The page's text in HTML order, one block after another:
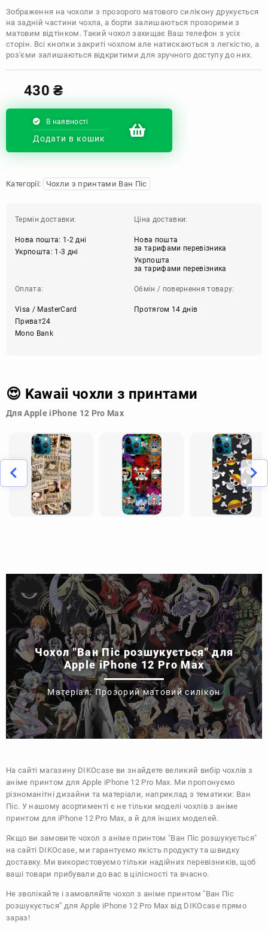
Зображення на чохоли з прозорого матового силікону друкується
на задній частини чохла, а борти залишаються прозорими з
матовим відтінком. Такий чохол захищає Ваш телефон з усіх
сторін. Всі кнопки закриті чохлом але натискаються з легкістю, а
роз'єми залишаються відкритими для зручного доступу до них.
430₴
В наявності
Додати в кошик
Категорії: Чохли з принтами Ван Піс
Термін доставки:
Нова пошта: 1-2 дні
Укрпошта: 1-3 дні
Ціна доставки:
Нова пошта
за тарифами перевізника
Укрпошта
за тарифами перевізника
Оплата:
Visa / MasterCard
Приват24
Mono Bank
Обмін / повернення товару:
Протягом 14 днів
😍 Kawaii чохли з принтами
Для Apple iPhone 12 Pro Max
Чохол "Ван Піс розшукується" для
Apple iPhone 12 Pro Max
Матеріал: Прозорий матовий силікон
На сайті магазину DIKOcase ви знайдете великий вибір чохлів з
аніме принтом для Apple iPhone 12 Pro Max. Ми пропонуємо
різноманітні дизайни та матеріали, наприклад з тематики: Ван
Піс. У нашому асортименті є не тільки моделі чохлів з аніме
принтом для iPhone 12 Pro Max, а й для інших моделей.
Якщо ви замовите чохол з аніме принтом "Ван Піс розшукується"
на сайті DIKOcase, ми гарантуємо якість продукту та швидку
доставку. Ми використовуємо тільки надійних перевізників, щоб
ваші товари прибували до вас в цілісності та вчасно.
Не зволікайте і замовляйте чохол з аніме принтом "Ван Піс
розшукується" для Apple iPhone 12 Pro Max від DIKOcase прямо
зараз!